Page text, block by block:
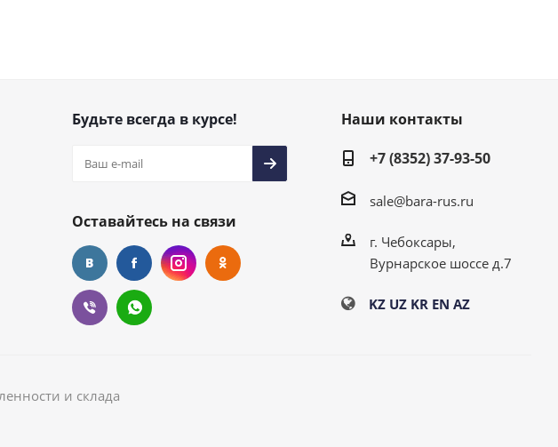
Будьте всегда в курсе!
Оставайтесь на связи
Наши контакты
+7 (8352) 37-93-50
sale@bara-rus.ru
г. Чебоксары,
Вурнарское шоссе д.7
KZ UZ KR EN AZ
и склада